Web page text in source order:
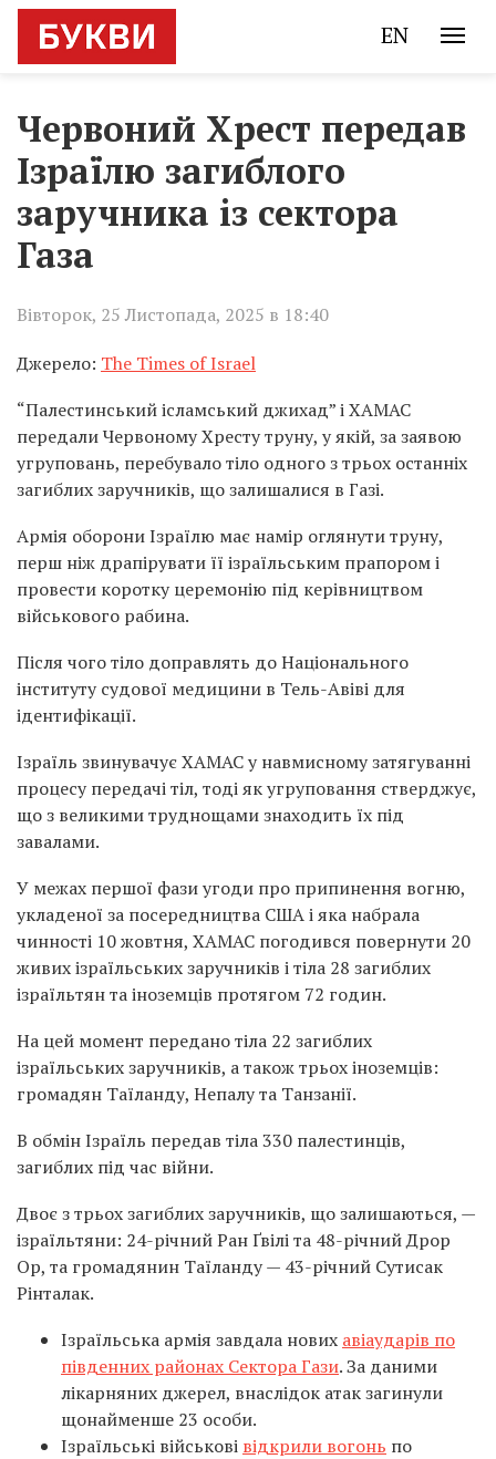
EN
Червоний Хрест передав
Ізраїлю загиблого
заручника із сектора
Газа
Вівторок, 25 Листопада, 2025 в 18:40
Джерело: The Times of Israel
“Палестинський ісламський джихад” і ХАМАС
передали Червоному Хресту труну, у якій, за заявою
угруповань, перебувало тіло одного з трьох останніх
загиблих заручників, що залишалися в Газі.
Армія оборони Ізраїлю має намір оглянути труну,
перш ніж драпірувати її ізраїльським прапором і
провести коротку церемонію під керівництвом
військового рабина.
Після чого тіло доправлять до Національного
інституту судової медицини в Тель-Авіві для
ідентифікації.
Ізраїль звинувачує ХАМАС у навмисному затягуванні
процесу передачі тіл, тоді як угруповання стверджує,
що з великими труднощами знаходить їх під
завалами.
У межах першої фази угоди про припинення вогню,
укладеної за посередництва США і яка набрала
чинності 10 жовтня, ХАМАС погодився повернути 20
живих ізраїльських заручників і тіла 28 загиблих
ізраїльтян та іноземців протягом 72 годин.
На цей момент передано тіла 22 загиблих
ізраїльських заручників, а також трьох іноземців:
громадян Таїланду, Непалу та Танзанії.
В обмін Ізраїль передав тіла 330 палестинців,
загиблих під час війни.
Двоє з трьох загиблих заручників, що залишаються, —
ізраїльтяни: 24-річний Ран Ґвілі та 48-річний Дрор
Ор, та громадянин Таїланду — 43-річний Сутисак
Рінталак.
Ізраїльська армія завдала нових авіаударів по
південних районах Сектора Гази. За даними
лікарняних джерел, внаслідок атак загинули
щонайменше 23 особи.
Ізраїльські військові відкрили вогонь по